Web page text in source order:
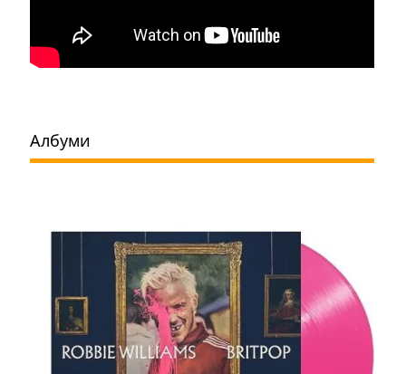
Албуми